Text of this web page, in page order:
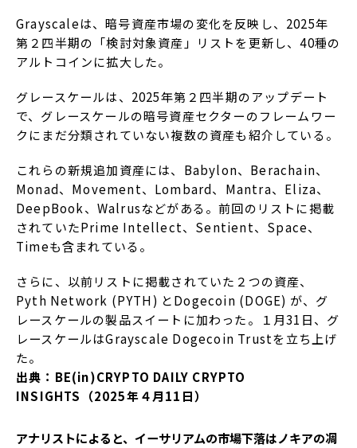
Grayscaleは、暗号資産市場の変化を反映し、2025年
第２四半期の「検討対象資産」リストを更新し、40種の
アルトコインに拡大した。
グレースケールは、2025年第２四半期のアップデート
で、グレースケールの暗号資産セクターのフレームワー
クにまだ分類されていない複数の資産も紹介している。
これらの新規追加資産には、Babylon、Berachain、
Monad、Movement、Lombard、Mantra、Eliza、
DeepBook、Walrusなどがある。前回のリストに掲載
されていたPrime Intellect、Sentient、Space、
Timeも含まれている。
さらに、以前リストに掲載されていた２つの資産、
Pyth Network (PYTH) とDogecoin (DOGE) が、グ
レースケールの製品スイートに加わった。１月31日、グ
レースケールはGrayscale Dogecoin Trustを立ち上げ
た。
出典：BE(in)CRYPTO DAILY CRYPTO
INSIGHTS（2025年４月11日）
アナリストによると、イーサリアムの市場下落はノキアの凋